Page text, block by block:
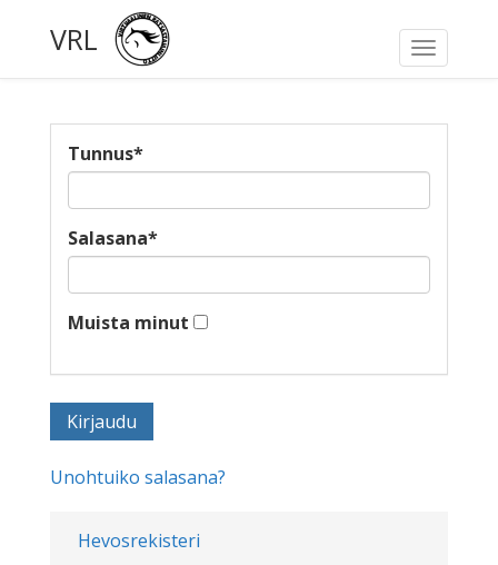
Toggle
VRL
Hevosrekisteri
Tunnus*
Salasana*
Muista minut
Unohtuiko salasana?